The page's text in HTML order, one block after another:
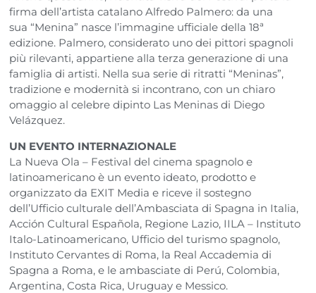
firma dell’artista catalano Alfredo Palmero: da una
sua “Menina” nasce l’immagine ufficiale della 18ª
edizione. Palmero, considerato uno dei pittori spagnoli
più rilevanti, appartiene alla terza generazione di una
famiglia di artisti. Nella sua serie di ritratti “Meninas”,
tradizione e modernità si incontrano, con un chiaro
omaggio al celebre dipinto Las Meninas di Diego
Velázquez.
UN EVENTO INTERNAZIONALE
La Nueva Ola – Festival del cinema spagnolo e
latinoamericano è un evento ideato, prodotto e
organizzato da EXIT Media e riceve il sostegno
dell’Ufficio culturale dell’Ambasciata di Spagna in Italia,
Acción Cultural Española, Regione Lazio, IILA – Instituto
Italo-Latinoamericano, Ufficio del turismo spagnolo,
Instituto Cervantes di Roma, la Real Accademia di
Spagna a Roma, e le ambasciate di Perú, Colombia,
Argentina, Costa Rica, Uruguay e Messico.